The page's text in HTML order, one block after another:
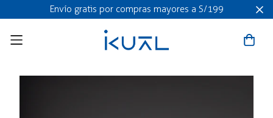
Envío gratis por compras mayores a S/199